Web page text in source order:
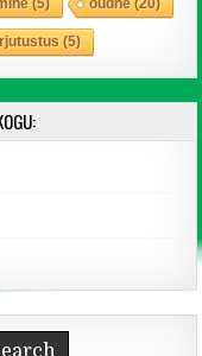
(5) õudne (20)
(5)